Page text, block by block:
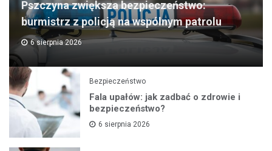
Pszczyna zwiększa bezpieczeństwo:
burmistrz z policją na wspólnym patrolu
6 sierpnia 2026
Bezpieczeństwo
Fala upałów: jak zadbać o zdrowie i
bezpieczeństwo?
6 sierpnia 2026